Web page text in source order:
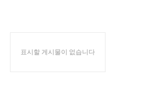
표시할 게시물이 없습니다